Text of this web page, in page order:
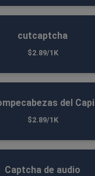
cutcaptcha
$2.89/1K
del Capi
$2.89/1K
Captcha de audio